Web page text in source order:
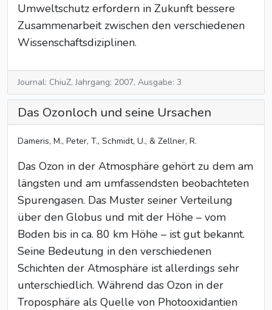
Umweltschutz erfordern in Zukunft bessere
Zusammenarbeit zwischen den verschiedenen
Wissenschaftsdiziplinen.
Journal: ChiuZ, Jahrgang: 2007, Ausgabe: 3
Das Ozonloch und seine Ursachen
Dameris, M., Peter, T., Schmidt, U., & Zellner, R.
Das Ozon in der Atmosphäre gehört zu dem am
längsten und am umfassendsten beobachteten
Spurengasen. Das Muster seiner Verteilung
über den Globus und mit der Höhe – vom
Boden bis in ca. 80 km Höhe – ist gut bekannt.
Seine Bedeutung in den verschiedenen
Schichten der Atmosphäre ist allerdings sehr
unterschiedlich. Während das Ozon in der
Troposphäre als Quelle von Photooxidantien